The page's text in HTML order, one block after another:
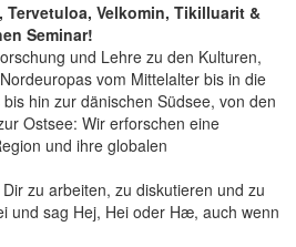
Tervetuloa, Velkomin, Tikilluarit &
Seminar!
und Lehre zu den Kulturen,
vom Mittelalter bis in die
hin zur dänischen Südsee, von den
Ostsee: Wir erforschen eine
und ihre globalen
zu arbeiten, zu diskutieren und zu
und sag Hej, Hei oder Hæ, auch wenn